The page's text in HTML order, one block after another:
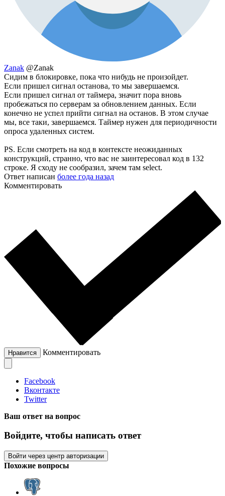
Zanak @Zanak
Сидим в блокировке, пока что нибудь не произойдет.
Если пришел сигнал останова, то мы завершаемся.
Если пришел сигнал от таймера, значит пора вновь
пробежаться по серверам за обновлением данных. Если
конечно не успел прийти сигнал на останов. В этом случае
мы, все таки, завершаемся. Таймер нужен для периодичности
опроса удаленных систем.
PS. Если смотреть на код в контексте неожиданных
конструкций, странно, что вас не заинтересовал код в 132
строке. Я сходу не сообразил, зачем там select.
Ответ написан более года назад
Комментировать
Нравится Комментировать
Facebook
Вконтакте
Twitter
Ваш ответ на вопрос
Войдите, чтобы написать ответ
Войти через центр авторизации
Похожие вопросы